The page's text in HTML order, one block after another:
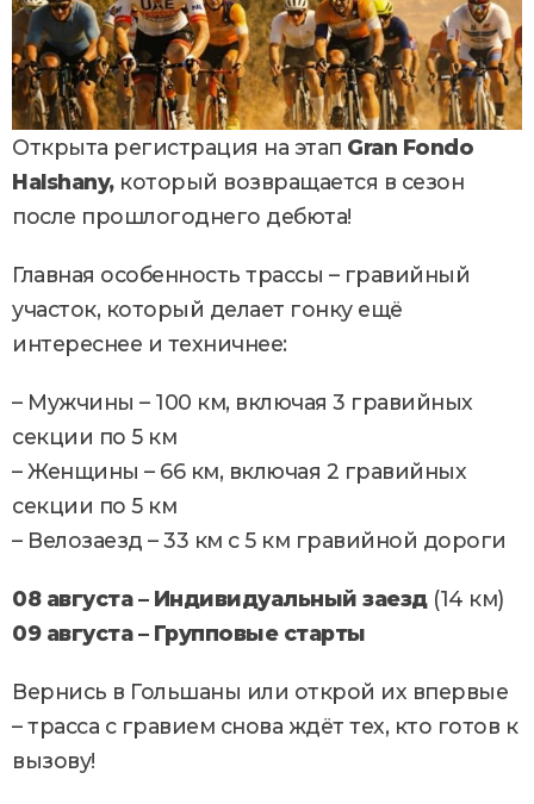
Открыта регистрация на этап Gran Fondo
Halshany,который возвращается в сезон
после прошлогоднего дебюта!
Главная особенность трассы – гравийный
участок, который делает гонку ещё
интереснее и техничнее:
– Мужчины – 100 км, включая 3 гравийных
секции по 5 км
– Женщины – 66 км, включая 2 гравийных
секции по 5 км
– Велозаезд – 33 км с 5 км гравийной дороги
08 августа – Индивидуальный заезд(14 км)
09 августа – Групповые старты
Вернись в Гольшаны или открой их впервые
– трасса с гравием снова ждёт тех, кто готов к
вызову!